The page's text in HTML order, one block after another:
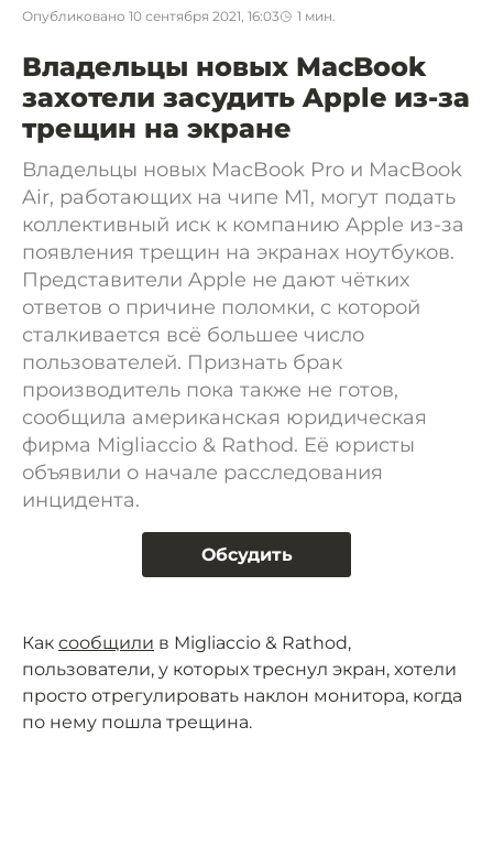
Опубликовано 10 сентября 2021, 16:03 1 мин.
Владельцы новых MacBook
захотели засудить Apple из-за
трещин на экране
Владельцы новых MacBook Pro и MacBook
Air, работающих на чипе M1, могут подать
коллективный иск к компанию Apple из-за
появления трещин на экранах ноутбуков.
Представители Apple не дают чётких
ответов о причине поломки, c которой
сталкивается всё большее число
пользователей. Признать брак
производитель пока также не готов,
сообщила американская юридическая
фирма Migliaccio & Rathod. Её юристы
объявили о начале расследования
инцидента.
Обсудить
Как сообщили в Migliaccio & Rathod,
пользователи, у которых треснул экран, хотели
просто отрегулировать наклон монитора, когда
по нему пошла трещина.